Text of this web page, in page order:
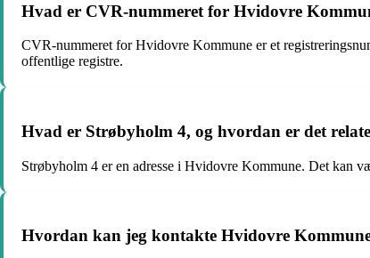
Hvad er CVR-nummeret for Hvidovre
CVR-nummeret for Hvidovre Kommune er et
offentlige registre.
Hvad er Strøbyholm 4, og hvordan er det
Strøbyholm 4 er en adresse i Hvidovre Kommune. Det kan
Hvordan kan jeg kontakte Hvidovre